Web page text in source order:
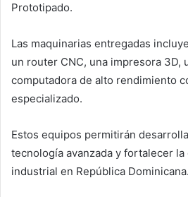
Prototipado.
Las maquinarias entregadas
un router CNC, una impresora 3D,
computadora de alto rendimiento
especializado.
Estos equipos permitirán
tecnología avanzada y fortalecer
industrial en República Dominicana.